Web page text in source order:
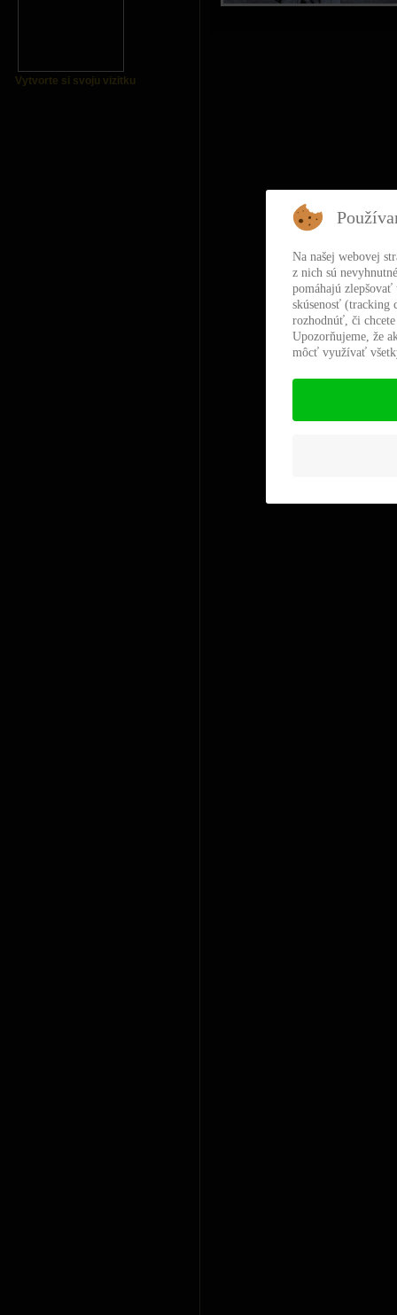
Vytvorte si svoju vizitku
Na našej webovej
z nich sú
pomáhajú
skúsenosť (tracking
rozhodnúť, či
Upozorňujeme, že
môcť využívať